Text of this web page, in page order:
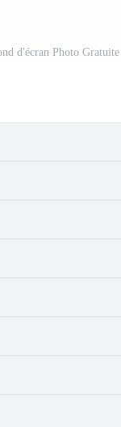
d'écran Photo Gratuite